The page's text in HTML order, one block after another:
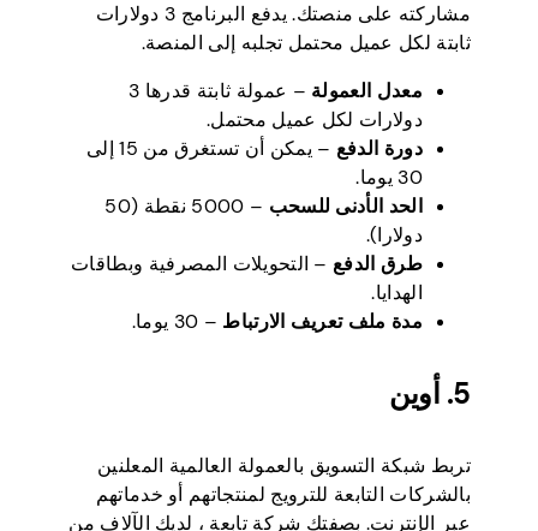
مشاركته على منصتك. يدفع البرنامج 3 دولارات
ثابتة لكل عميل محتمل تجلبه إلى المنصة.
معدل العمولة
– عمولة ثابتة قدرها 3
دولارات لكل عميل محتمل.
دورة الدفع
– يمكن أن تستغرق من 15 إلى
30 يوما.
الحد الأدنى للسحب
– 5000 نقطة (50
دولارا).
طرق الدفع – التحويلات المصرفية وبطاقات
الهدايا.
مدة ملف تعريف الارتباط – 30 يوما.
5. أوين
تربط شبكة التسويق بالعمولة العالمية المعلنين
بالشركات التابعة للترويج لمنتجاتهم أو خدماتهم
عبر الإنترنت. بصفتك شركة تابعة ، لديك الآلاف من